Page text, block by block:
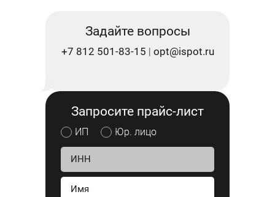
Задайте вопросы
+7 812 501-83-15 | opt@ispot.ru
Запросите прайс-лист
ИП Юр. лицо